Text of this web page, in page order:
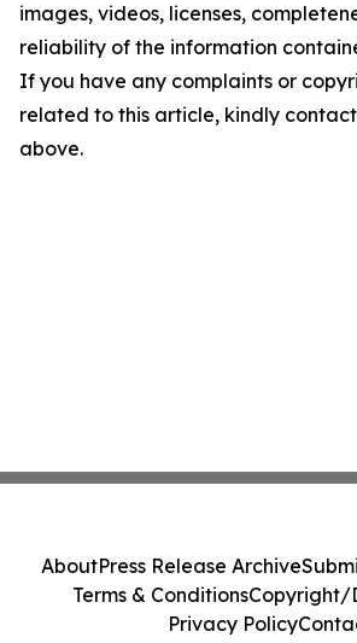
images, videos, licenses,
reliability of the information
If you have any complaints or
related to this article, kindly
above.
AboutPress Release Archive
Terms & ConditionsCopyright/
Privacy Policy